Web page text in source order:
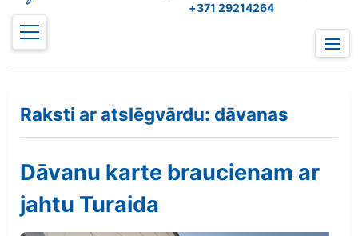
+371 29214264
Menu
Raksti ar atslēgvārdu: dāvanas
Dāvanu karte braucienam ar
jahtu Turaida